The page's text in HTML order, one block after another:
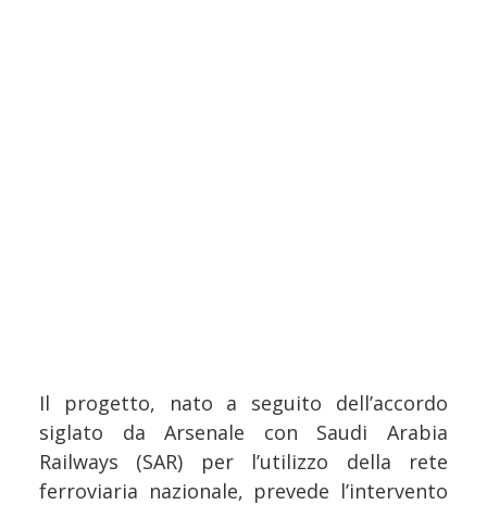
Il progetto, nato a seguito dell’accordo
siglato da Arsenale con Saudi Arabia
Railways (SAR) per l’utilizzo della rete
ferroviaria nazionale, prevede l’intervento